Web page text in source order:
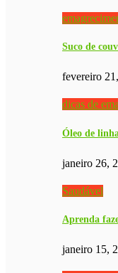
Suco de
fevereiro
dicas de
Óleo de
janeiro 26,
Saudável
Aprenda
janeiro 15,